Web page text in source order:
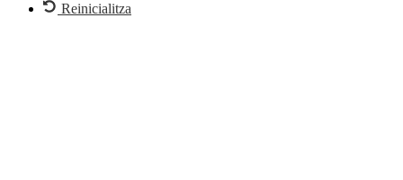
Reinicialitza